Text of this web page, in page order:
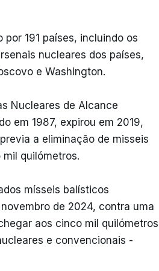
191 países, incluindo os
nucleares dos países,
e Washington.
Nucleares de Alcance
em 1987, expirou em 2019,
a eliminação de misseis
quilómetros.
mísseis balísticos
de 2024, contra uma
aos cinco mil quilómetros
e convencionais -